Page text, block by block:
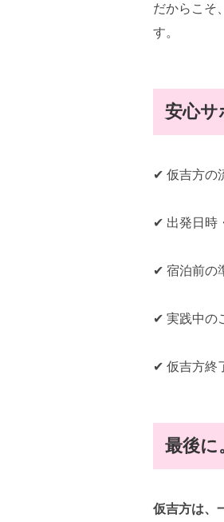
だからこそ
す。
安心サ
✔ 仮吉方の
✔ 出発日時
✔ 宿泊前の
✔ 実践中の
✔ 仮吉方終
最後に
仮吉方は、